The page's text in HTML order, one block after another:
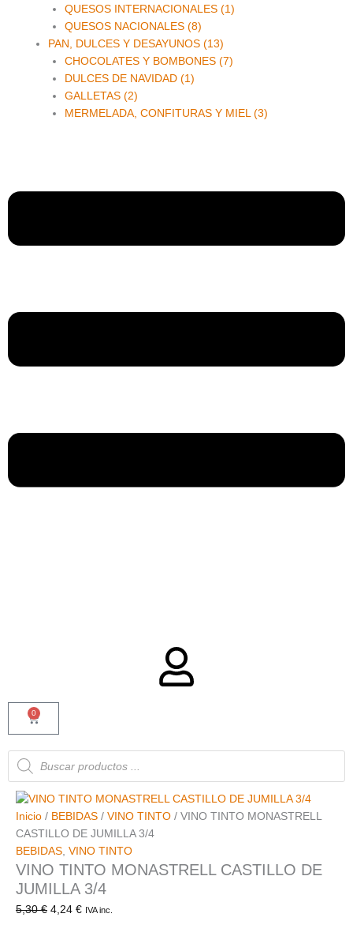
QUESOS INTERNACIONALES (1)
QUESOS NACIONALES (8)
PAN, DULCES Y DESAYUNOS (13)
CHOCOLATES Y BOMBONES (7)
DULCES DE NAVIDAD (1)
GALLETAS (2)
MERMELADA, CONFITURAS Y MIEL (3)
0
Carrito
Búsqueda
de
productos
Inicio / BEBIDAS / VINO TINTO / VINO TINTO MONASTRELL
CASTILLO DE JUMILLA 3/4
BEBIDAS VINO TINTO
VINO TINTO MONASTRELL CASTILLO DE
JUMILLA 3/4
5,30€ 4,24 € IVA inc.